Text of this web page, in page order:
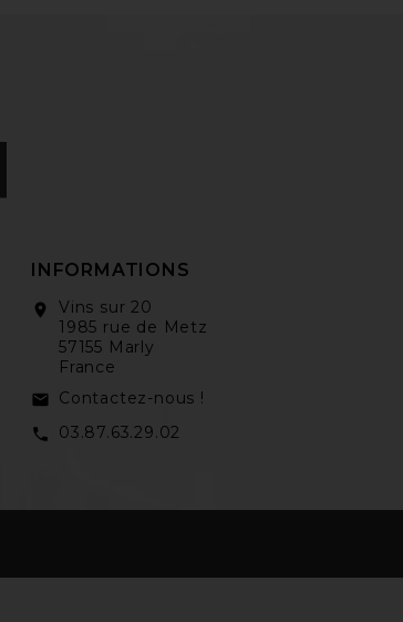
INFORMATIONS
location_on
Vins sur 20
1985 rue de Metz
57155 Marly
France
email Contactez-nous !
call 03.87.63.29.02